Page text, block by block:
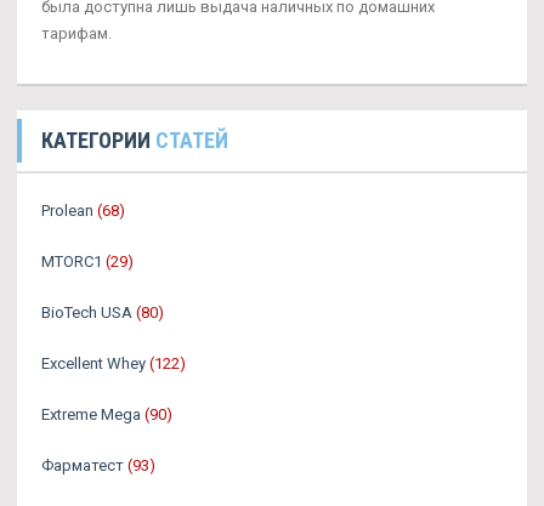
была доступна лишь выдача наличных по домашних
тарифам.
КАТЕГОРИИ СТАТЕЙ
Prolean (68)
MTORC1 (29)
BioTech USA (80)
Excellent Whey (122)
Extreme Mega (90)
Фарматест (93)